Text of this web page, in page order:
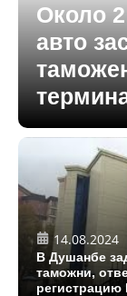
Около
авто
14.08.2024
В Душанбе
таможни,
регистрацию